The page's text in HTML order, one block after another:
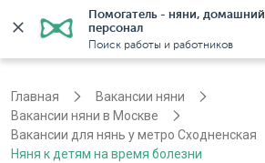
Помогатель - няни, домашний
персонал
Поиск работы и работников
Главная
Вакансии няни
Вакансии няни в Москве
Вакансии для нянь у метро Сходненская
Няня к детям на время болезни